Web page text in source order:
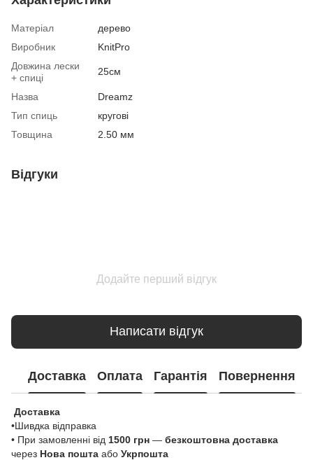
Матеріал
дерево
Виробник
KnitPro
Довжина лески
+ спиці
25см
Назва
Dreamz
Тип спиць
кругові
Товщина
2.50 мм
Відгуки
Додайте перший відгук
Написати відгук
Доставка Оплата Гарантія Повернення
Доставка
•Шивдка відправка
• При замовленні від 1500 грн — безкоштовна доставка
через Нова пошта або Укрпошта